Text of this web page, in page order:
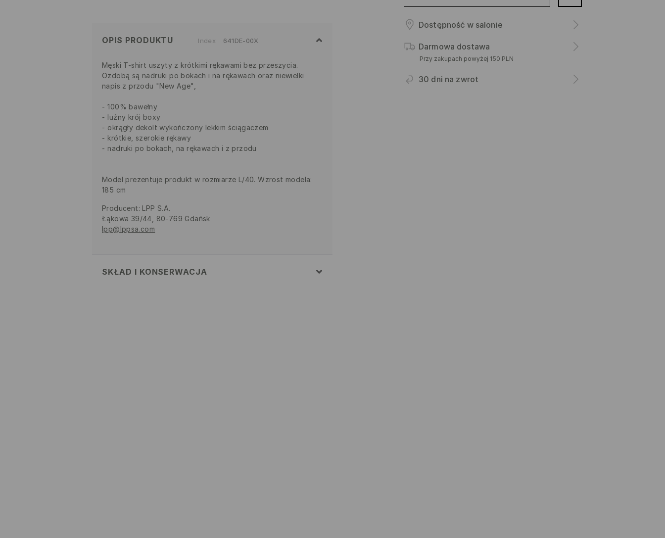
Dostępność w salonie
Darmowa dostawa
Przy zakupach powyżej 150 PLN
30 dni na zwrot
OPIS PRODUKTU Index 641DE-00X
Męski T-shirt uszyty z krótkimi rękawami bez przeszycia.
Ozdobą są nadruki po bokach i na rękawach oraz niewielki
napis z przodu "New Age",
100% bawełny
luźny krój boxy
okrągły dekolt wykończony lekkim ściągaczem
krótkie, szerokie rękawy
nadruki po bokach, na rękawach i z przodu
Model prezentuje produkt w rozmiarze L/40. Wzrost modela:
185 cm
Producent: LPP S.A.
Łąkowa 39/44, 80-769 Gdańsk
lpp@lppsa.com
SKŁAD I KONSERWACJA